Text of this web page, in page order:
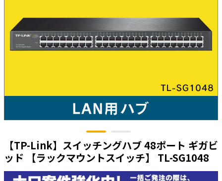
太陽光発電ケーブル・コネクタ・関連資
電源ケーブル／コネクタ／分電盤／ブレ
ーカ
スイッチ・コンセント（配線器具）
PF管/FEP管/CD管/情報線保護管
工具関連
ホテル・病院向け
【TP-Link】スイッチングハブ 48ポート ギガビ
ッド 【ラックマウントスイッチ】 TL-SG1048